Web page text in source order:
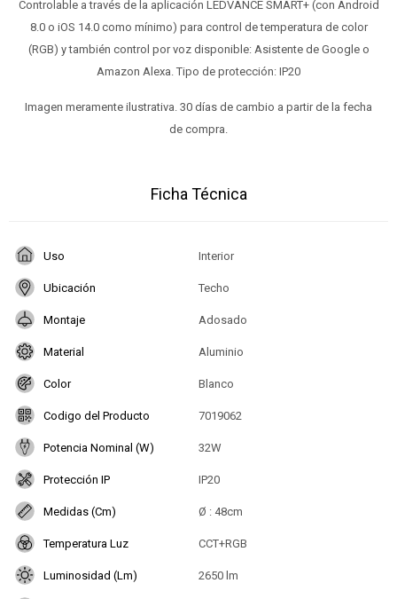
Controlable a través de la aplicación LEDVANCE SMART+ (con Android
8.0 o iOS 14.0 como mínimo) para control de temperatura de color
(RGB) y también control por voz disponible: Asistente de Google o
Amazon Alexa. Tipo de protección: IP20
Imagen meramente ilustrativa. 30 días de cambio a partir de la fecha
de compra.
Ficha Técnica
Uso Interior
Ubicación Techo
Montaje Adosado
Material Aluminio
Color Blanco
Codigo del Producto 7019062
Potencia Nominal (W) 32W
Protección IP IP20
Medidas (Cm) Ø : 48cm
Temperatura Luz CCT+RGB
Luminosidad (Lm) 2650 lm